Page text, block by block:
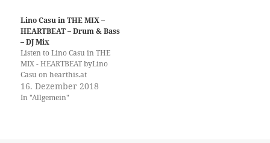
Lino Casu in THE MIX –
HEARTBEAT – Drum & Bass
– DJ Mix
Listen to Lino Casu in THE
MIX - HEARTBEAT byLino
Casu on hearthis.at
16. Dezember 2018
In "Allgemein"